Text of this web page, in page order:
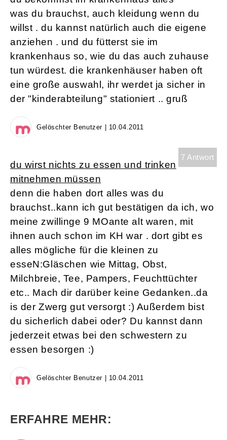
was du brauchst, auch kleidung wenn du
willst . du kannst natürlich auch die eigene
anziehen . und du fütterst sie im
krankenhaus so, wie du das auch zuhause
tun würdest. die krankenhäuser haben oft
eine große auswahl, ihr werdet ja sicher in
der "kinderabteilung" stationiert .. gruß
Gelöschter Benutzer | 10.04.2011
7 Antwort
du wirst nichts zu essen und trinken
mitnehmen müssen
denn die haben dort alles was du
brauchst..kann ich gut bestätigen da ich, wo
meine zwillinge 9 MOante alt waren, mit
ihnen auch schon im KH war . dort gibt es
alles mögliche für die kleinen zu
esseN:Gläschen wie Mittag, Obst,
Milchbreie, Tee, Pampers, Feuchttüchter
etc.. Mach dir darüber keine Gedanken..da
is der Zwerg gut versorgt :) Außerdem bist
du sicherlich dabei oder? Du kannst dann
jederzeit etwas bei den schwestern zu
essen besorgen :)
Gelöschter Benutzer | 10.04.2011
ERFAHRE MEHR: